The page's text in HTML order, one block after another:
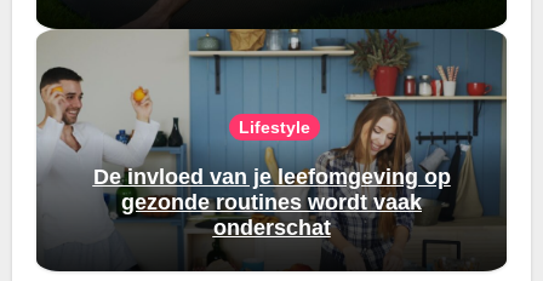
Lifestyle
De invloed van je leefomgeving op
gezonde routines wordt vaak
onderschat